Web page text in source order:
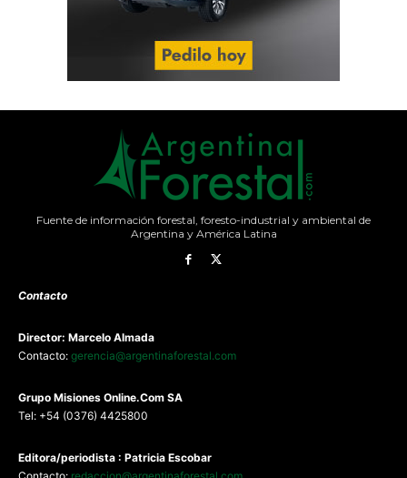
Fuente de información forestal, foresto-industrial y ambiental de
Argentina y América Latina
Contacto
Director: Marcelo Almada
Contacto: gerencia@argentinaforestal.com
Grupo Misiones Online.Com SA
Tel: +54 (0376) 4425800
Editora/periodista : Patricia Escobar